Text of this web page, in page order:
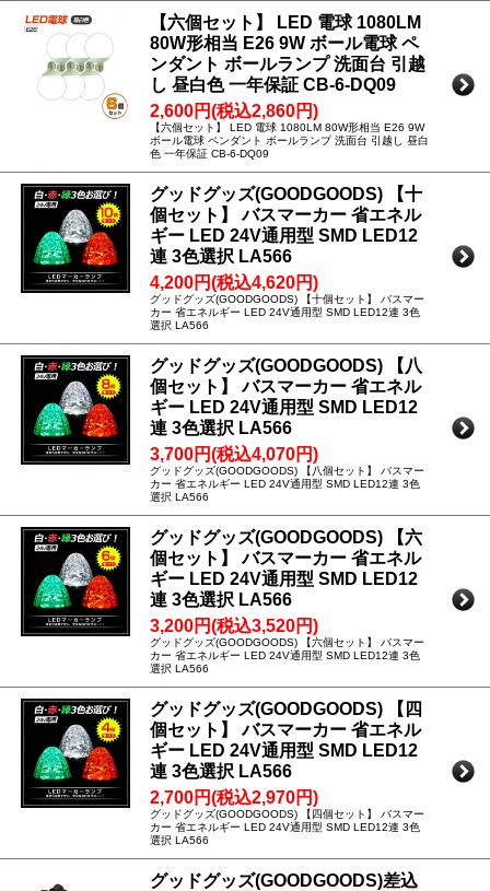
【六個セット】 LED 電球 1080LM
80W形相当 E26 9W ボール電球 ペ
ンダント ボールランプ 洗面台 引越
し 昼白色 一年保証 CB-6-DQ09
2,600円(税込2,860円)
【六個セット】 LED 電球 1080LM 80W形相当 E26 9W
ボール電球 ペンダント ボールランプ 洗面台 引越し 昼白
色 一年保証 CB-6-DQ09
グッドグッズ(GOODGOODS) 【十
個セット】 バスマーカー 省エネル
ギー LED 24V通用型 SMD LED12
連 3色選択 LA566
4,200円(税込4,620円)
グッドグッズ(GOODGOODS) 【十個セット】 バスマー
カー 省エネルギー LED 24V通用型 SMD LED12連 3色
選択 LA566
グッドグッズ(GOODGOODS) 【八
個セット】 バスマーカー 省エネル
ギー LED 24V通用型 SMD LED12
連 3色選択 LA566
3,700円(税込4,070円)
グッドグッズ(GOODGOODS) 【八個セット】 バスマー
カー 省エネルギー LED 24V通用型 SMD LED12連 3色
選択 LA566
グッドグッズ(GOODGOODS) 【六
個セット】 バスマーカー 省エネル
ギー LED 24V通用型 SMD LED12
連 3色選択 LA566
3,200円(税込3,520円)
グッドグッズ(GOODGOODS) 【六個セット】 バスマー
カー 省エネルギー LED 24V通用型 SMD LED12連 3色
選択 LA566
グッドグッズ(GOODGOODS) 【四
個セット】 バスマーカー 省エネル
ギー LED 24V通用型 SMD LED12
連 3色選択 LA566
2,700円(税込2,970円)
グッドグッズ(GOODGOODS) 【四個セット】 バスマー
カー 省エネルギー LED 24V通用型 SMD LED12連 3色
選択 LA566
グッドグッズ(GOODGOODS)差込